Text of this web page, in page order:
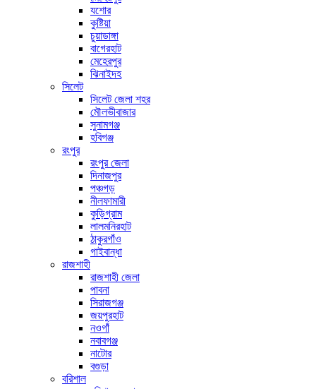
যশোর
কুষ্টিয়া
চুয়াডাঙ্গা
বাগেরহাট
মেহেরপুর
ঝিনাইদহ
সিলেট
সিলেট জেলা শহর
মৌলভীবাজার
সুনামগঞ্জ
হবিগঞ্জ
রংপুর
রংপুর জেলা
দিনাজপুর
পঞ্চগড়
নীলফামারী
কুড়িগ্রাম
লালমনিরহাট
ঠাকুরগাঁও
গাইবান্ধা
রাজশাহী
রাজশাহী জেলা
পাবনা
সিরাজগঞ্জ
জয়পুরহাট
নওগাঁ
নবাবগঞ্জ
নাটোর
বগুড়া
বরিশাল